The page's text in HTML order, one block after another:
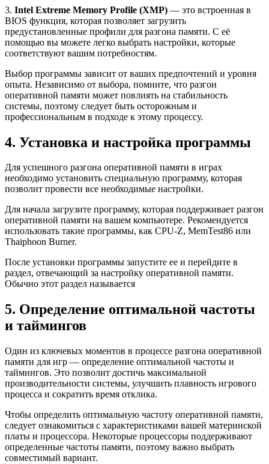
3. Intel Extreme Memory Profile (XMP) — это встроенная в
BIOS функция, которая позволяет загрузить
предустановленные профили для разгона памяти. С её
помощью вы можете легко выбрать настройки, которые
соответствуют вашим потребностям.
Выбор программы зависит от ваших предпочтений и уровня
опыта. Независимо от выбора, помните, что разгон
оперативной памяти может повлиять на стабильность
системы, поэтому следует быть осторожным и
профессиональным в подходе к этому процессу.
4. Установка и настройка программы
Для успешного разгона оперативной памяти в играх
необходимо установить специальную программу, которая
позволит провести все необходимые настройки.
Для начала загрузите программу, которая поддерживает разгон
оперативной памяти на вашем компьютере. Рекомендуется
использовать такие программы, как CPU-Z, MemTest86 или
Thaiphoon Burner.
После установки программы запустите ее и перейдите в
раздел, отвечающий за настройку оперативной памяти.
Обычно этот раздел называется
5. Определение оптимальной частоты
и таймингов
Один из ключевых моментов в процессе разгона оперативной
памяти для игр — определение оптимальной частоты и
таймингов. Это позволит достичь максимальной
производительности системы, улучшить плавность игрового
процесса и сократить время отклика.
Чтобы определить оптимальную частоту оперативной памяти,
следует ознакомиться с характеристиками вашей материнской
платы и процессора. Некоторые процессоры поддерживают
определенные частоты памяти, поэтому важно выбрать
совместимый вариант.